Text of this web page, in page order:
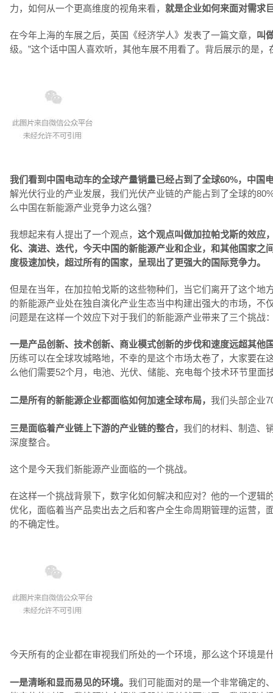
力，如何从一个更高维度的视角来看， 就是企业如何来面对需求
在今年上海的车展之后，英国《经济学人》发表了一篇文章， 叫
级。”这个话中国人喜欢听，其他车展不用看了。背后展示的是
我们看到中国电动车的全球产量销量已经占到了全球60%，中国
解光伏行业的产业发展，我们光伏产业链的产能占到了全球的
么中国在新能源产业竞争力这么强？
我想起来有人提出了一个观点， 这个观点叫做加拉帕戈斯的效应
化、演进、迭代，今天中国的新能源产业和企业，和其他国家
度极速加快，超过所有的国家，呈现出了更强大的国际竞争力。
但是在当年，在加拉帕戈斯的这些物种们，当它们离开了这个
的新能源产业处在独自演化产业生态当中构建出强大的市场，不
问题是在这样一个效应下对于我们的新能源产业带来了三个挑战
一是产品创新、技术创新、商业模式创新的步伐和速度远超其他
历练可以在全球攻城略地，不幸的是这个市场太卷了，大家要
么他们需要52个月，电池、光伏、储能、充电每个技术环节里
二是所有的新能源企业都面临如何加速全球布局， 我们头部企业
三是面临着产业链上下游的产业链的整合， 我们的材料、制造、
深度整合。
这个是今天我们新能源产业面临的一个挑战。
在这样一个挑战背景下，数字化如何解决和应对？他的一个逻
优化，面临着当产品卖出去之后和客户全生命周期管理的运营
的不确定性。
今天所有的企业都在审视我们所处的一个环境，那么这个环境是
一是清晰和显而易见的环境。 我们可能面对的是一个非常确定的